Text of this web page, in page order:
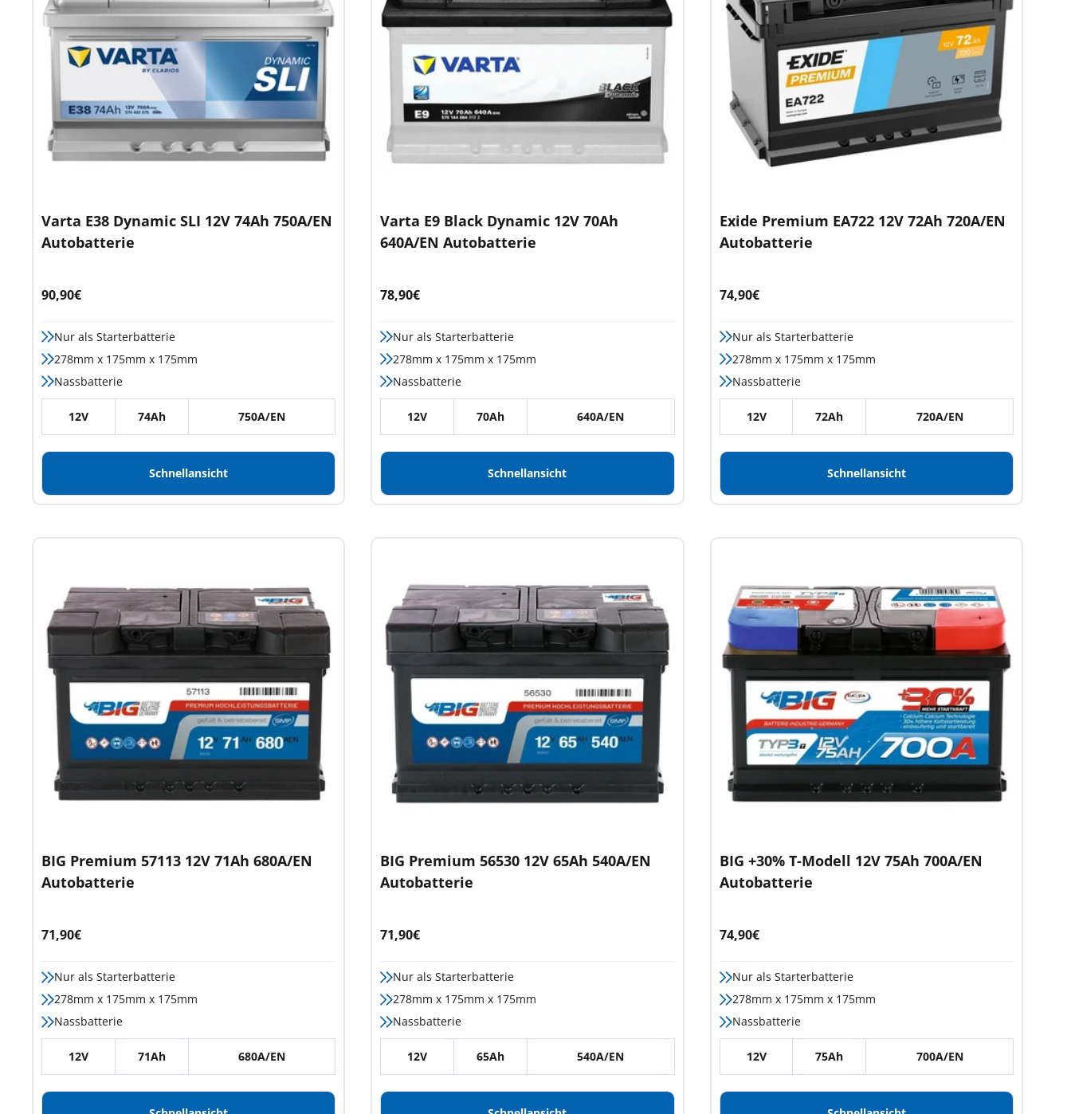
Varta E38 Dynamic SLI 12V 74Ah 750A/EN
Autobatterie
Angebotspreis
90,90€
Nur als Starterbatterie
278mm x 175mm x 175mm
Nassbatterie
12V 74Ah 750A/EN
Schnellansicht
Varta E9 Black Dynamic 12V 70Ah
640A/EN Autobatterie
Angebotspreis
78,90€
Nur als Starterbatterie
278mm x 175mm x 175mm
Nassbatterie
12V 70Ah 640A/EN
Schnellansicht
Exide Premium EA722 12V 72Ah 720A/EN
Autobatterie
Angebotspreis
74,90€
Nur als Starterbatterie
278mm x 175mm x 175mm
Nassbatterie
12V 72Ah 720A/EN
Schnellansicht
BIG Premium 57113 12V 71Ah 680A/EN
Autobatterie
Angebotspreis
71,90€
Nur als Starterbatterie
278mm x 175mm x 175mm
Nassbatterie
12V 71Ah 680A/EN
BIG Premium 56530 12V 65Ah 540A/EN
Autobatterie
Angebotspreis
71,90€
Nur als Starterbatterie
278mm x 175mm x 175mm
Nassbatterie
12V 65Ah 540A/EN
BIG +30% T-Modell 12V 75Ah 700A/EN
Autobatterie
Angebotspreis
74,90€
Nur als Starterbatterie
278mm x 175mm x 175mm
Nassbatterie
12V 75Ah 700A/EN